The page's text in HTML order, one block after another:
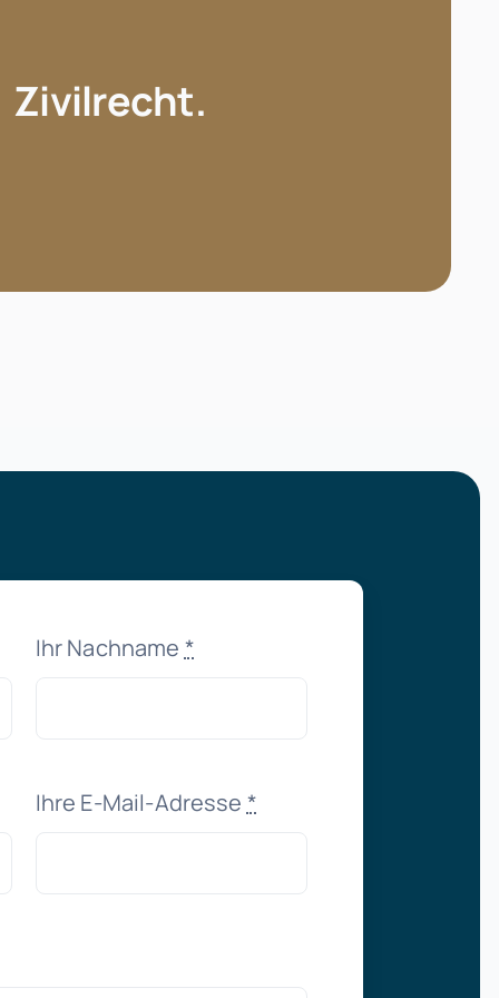
Zivilrecht.
Zahlungsansprüche verfolgen?
ob ein Vertrag nachteilig für Sie ist?
Ihr Nachname *
Ihre E-Mail-Adresse *